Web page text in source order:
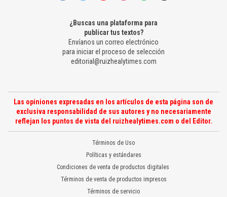
¿Buscas una plataforma para
publicar tus textos?
Envíanos un correo electrónico
para iniciar el proceso de selección
editorial@ruizhealytimes.com
Las opiniones expresadas en los artículos de esta página son de
exclusiva responsabilidad de sus autores y no necesariamente
reflejan los puntos de vista del ruizhealytimes.com o del Editor.
Términos de Uso
Políticas y estándares
Condiciones de venta de productos digitales
Términos de venta de productos impresos
Términos de servicio